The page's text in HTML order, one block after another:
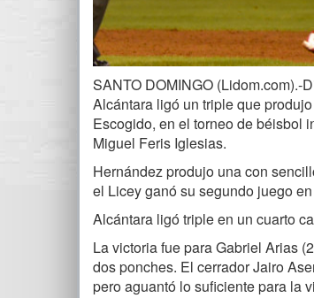
SANTO DOMINGO (Lidom.com).-
Alcántara ligó un triple que
Escogido, en el torneo de béisbol
Miguel Feris Iglesias.
Hernández produjo una con
el Licey ganó su segundo juego
Alcántara ligó triple en un cuarto
La victoria fue para Gabriel Arias
dos ponches. El cerrador Jairo
pero aguantó lo suficiente para la